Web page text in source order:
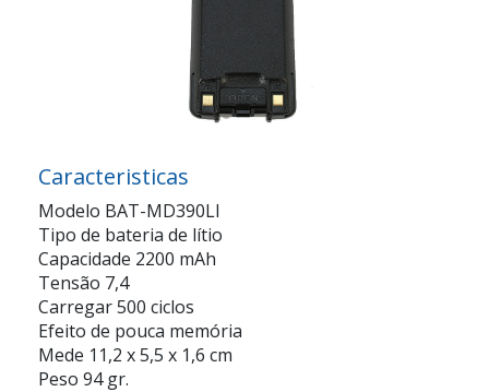
Caracteristicas
Modelo BAT-MD390LI
Tipo de bateria de lítio
Capacidade 2200 mAh
Tensão 7,4
Carregar 500 ciclos
Efeito de pouca memória
Mede 11,2 x 5,5 x 1,6 cm
Peso 94 gr.